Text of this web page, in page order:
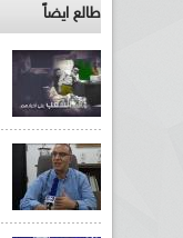
طالع ايضاً